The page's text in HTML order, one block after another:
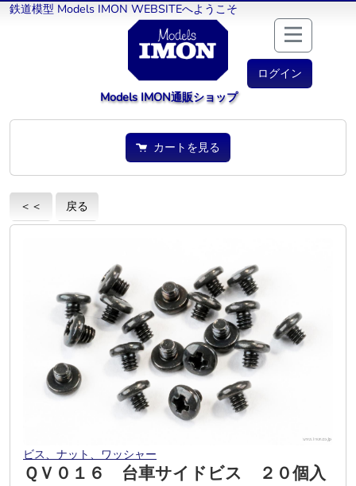
鉄道模型 Models IMON WEBSITEへようこそ
ログイン
Models IMON通販ショップ
カートを見る
＜＜ 戻る
ビス、ナット、ワッシャー
ＱＶ０１６ 台車サイドビス ２０個入